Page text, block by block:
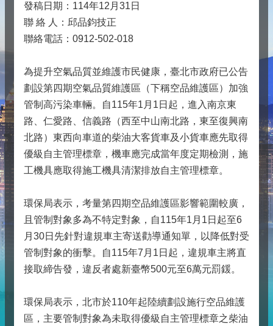
發稿日期：114年12月31日
聯 絡 人：邱品鈞技正
聯絡電話：0912-502-018
為提升空氣品質並維護市民健康，臺北市政府已公告
劃設第四期空氣品質維護區（下稱空品維護區）加強
管制高污染車輛。自115年1月1日起，進入南京東
路、仁愛路、信義路（西至中山南北路，東至復興南
北路）東西向車道的柴油大客貨車及小貨車應先取得
優級自主管理標章，機車應完成當年度定期檢測，施
工機具應取得施工機具清潔排放自主管理標章。
環保局表示，考量第四期空品維護區影響範圍較廣，
且管制對象多為不特定對象，自115年1月1日起至6
月30日先針對違規車主寄送勸導通知單，以降低對受
管制對象的衝擊。自115年7月1日起，違規車主將直
接取締告發，違反者處新臺幣500元至6萬元罰鍰。
環保局表示，北市於110年起陸續劃設施行空品維護
區，主要管制對象為未取得優級自主管理標章之柴油